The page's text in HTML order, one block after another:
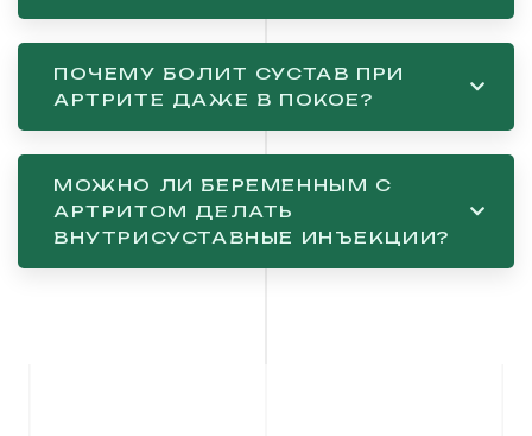
ПОЧЕМУ БОЛИТ СУСТАВ ПРИ
АРТРИТЕ ДАЖЕ В ПОКОЕ?
МОЖНО ЛИ БЕРЕМЕННЫМ С
АРТРИТОМ ДЕЛАТЬ
ВНУТРИСУСТАВНЫЕ ИНЪЕКЦИИ?